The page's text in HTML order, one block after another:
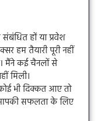
हों या प्रवेश
हम तैयारी पूरी नहीं
मैंने कई चैनलों से
मिली।
भी दिक्कत आए तो
सफलता के लिए